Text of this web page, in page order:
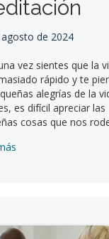
de 2024
vez sientes que la
rápido y te
alegrías de la
es difícil apreciar las
cosas que nos